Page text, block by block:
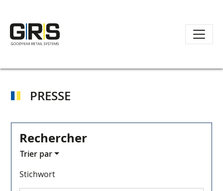
principalPRESSE
Rechercher
Trier par
Stichwort